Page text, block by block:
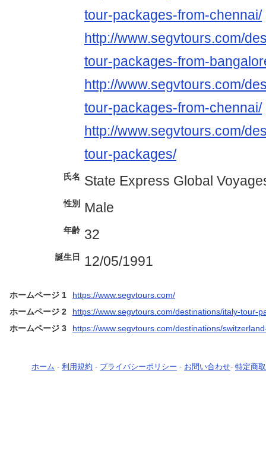
tour-packages-from-chennai/
http://www.segvtours.com/
tour-packages-from-
http://www.segvtours.com/
tour-packages-from-chennai/
http://www.segvtours.com/
tour-packages/
氏名 State Express Global
性別 Male
年齢 32
誕生日 12/05/1991
ホームページ 1
https://www.segvtours.com/
ホームページ 2
https://www.segvtours.com/destinations/italy-tour-
ホームページ 3
https://www.segvtours.com/destinations/
ホーム - 利用規約 - プライバシーポリシー - お問い合わせ- 特定商